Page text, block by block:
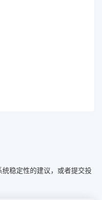
稳定性的建议，或者提交投